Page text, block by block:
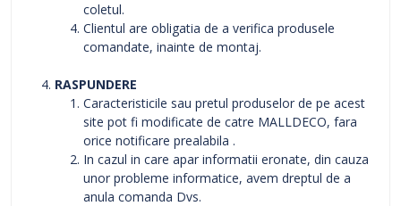
coletul.
Clientul are obligatia de a verifica produsele
comandate, inainte de montaj.
RASPUNDERE
Caracteristicile sau pretul produselor de pe acest
site pot fi modificate de catre MALLDECO, fara
orice notificare prealabila .
In cazul in care apar informatii eronate, din cauza
unor probleme informatice, avem dreptul de a
anula comanda Dvs.